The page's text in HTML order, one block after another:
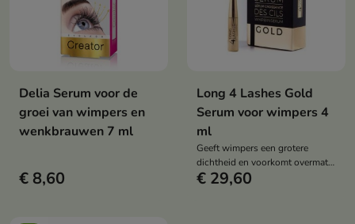
Delia Serum voor de
groei van wimpers en
wenkbrauwen 7 ml
€ 8,60
Long 4 Lashes Gold
Serum voor wimpers 4
ml
Geeft wimpers een grotere
dichtheid en voorkomt overmatig
verlies van wimpers
€ 29,60